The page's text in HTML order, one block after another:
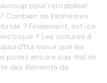
pour rentabiliser
? Combien de kilomètres
? Finalement, est-ce
? Les voitures à
mieux que les
posez encore pas mal de
des éléments de